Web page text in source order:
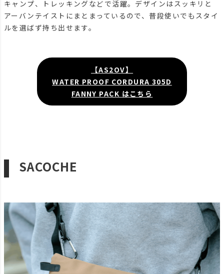
キャンプ、トレッキングなどで活躍。デザインはスッキリと
アーバンテイストにまとまっているので、普段使いでもスタイ
ルを選ばず持ち出せます。
【AS2OV】
WATER PROOF CORDURA 305D
FANNY PACK はこちら
SACOCHE